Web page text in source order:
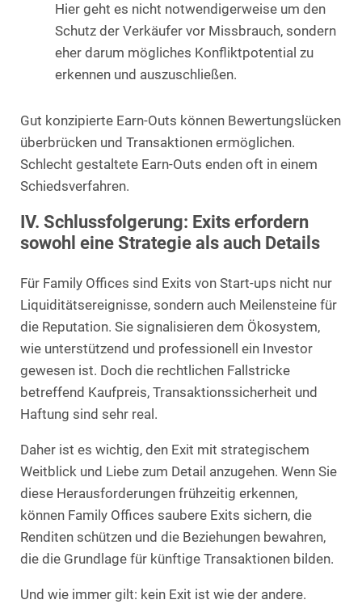
Hier geht es nicht notwendigerweise um den
Schutz der Verkäufer vor Missbrauch, sondern
eher darum mögliches Konfliktpotential zu
erkennen und auszuschließen.
Gut konzipierte Earn-Outs können Bewertungslücken
überbrücken und Transaktionen ermöglichen.
Schlecht gestaltete Earn-Outs enden oft in einem
Schiedsverfahren.
IV. Schlussfolgerung: Exits erfordern
sowohl eine Strategie als auch Details
Für Family Offices sind Exits von Start-ups nicht nur
Liquiditätsereignisse, sondern auch Meilensteine für
die Reputation. Sie signalisieren dem Ökosystem,
wie unterstützend und professionell ein Investor
gewesen ist. Doch die rechtlichen Fallstricke
betreffend Kaufpreis, Transaktionssicherheit und
Haftung sind sehr real.
Daher ist es wichtig, den Exit mit strategischem
Weitblick und Liebe zum Detail anzugehen. Wenn Sie
diese Herausforderungen frühzeitig erkennen,
können Family Offices saubere Exits sichern, die
Renditen schützen und die Beziehungen bewahren,
die die Grundlage für künftige Transaktionen bilden.
Und wie immer gilt: kein Exit ist wie der andere.